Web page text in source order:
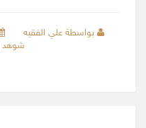
بواسطة علي الفقيه
شوهد